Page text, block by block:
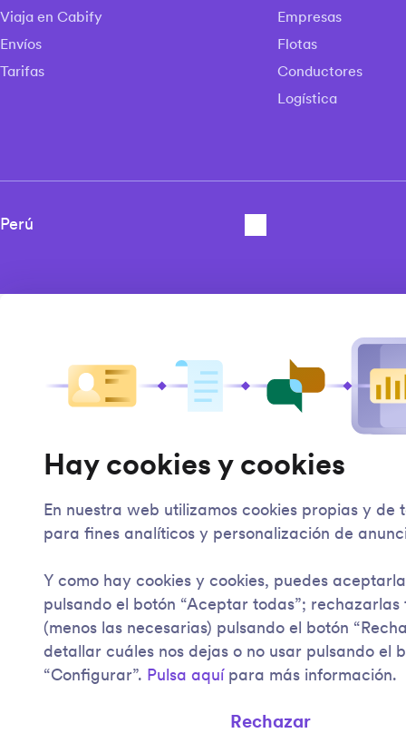
Viaja en Cabify
Envíos
Tarifas
Empresas
Flotas
Conductores
Logística
Hay cookies y cookies
En nuestra web utilizamos cookies propias y de
para fines analíticos y personalización de
Y como hay cookies y cookies, puedes
pulsando el botón “Aceptar todas”; rechazarlas
(menos las necesarias) pulsando el botón
detallar cuáles nos dejas o no usar pulsando el
“Configurar”. Pulsa aquí para más información.
Rechazar